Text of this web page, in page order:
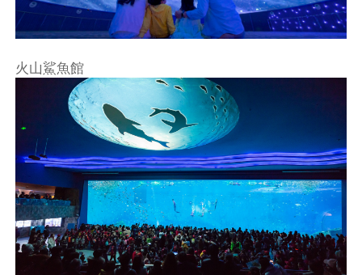
火山鯊魚館